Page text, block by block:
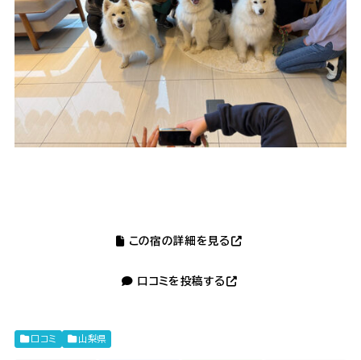
この宿の詳細を見る
口コミを投稿する
口コミ 山梨県